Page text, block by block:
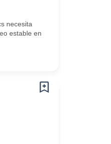
necesita
estable en